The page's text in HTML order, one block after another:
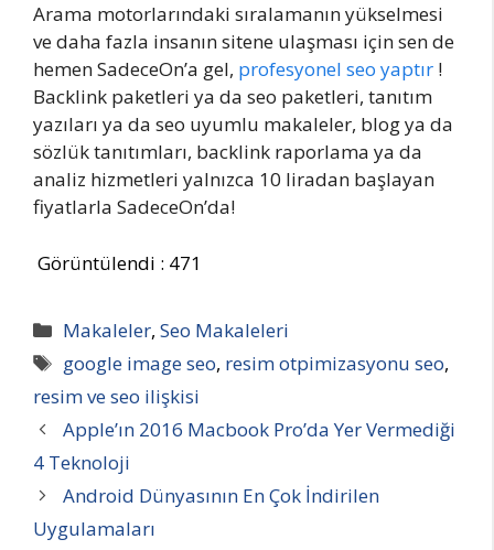
Arama motorlarındaki sıralamanın yükselmesi
ve daha fazla insanın sitene ulaşması için sen de
hemen SadeceOn’a gel, profesyonel seo yaptır !
Backlink paketleri ya da seo paketleri, tanıtım
yazıları ya da seo uyumlu makaleler, blog ya da
sözlük tanıtımları, backlink raporlama ya da
analiz hizmetleri yalnızca 10 liradan başlayan
fiyatlarla SadeceOn’da!
Görüntülendi : 471
Kategoriler
Makaleler,Seo Makaleleri
Etiketler
google image seo, resim otpimizasyonu seo,
resim ve seo ilişkisi
Apple’ın 2016 Macbook Pro’da Yer Vermediği
4 Teknoloji
Android Dünyasının En Çok İndirilen
Uygulamaları